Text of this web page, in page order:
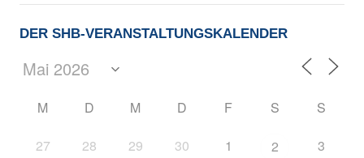
DER SHB-VERANSTALTUNGSKALENDER
M D M D F S S
27 28 29 30 1 2 3